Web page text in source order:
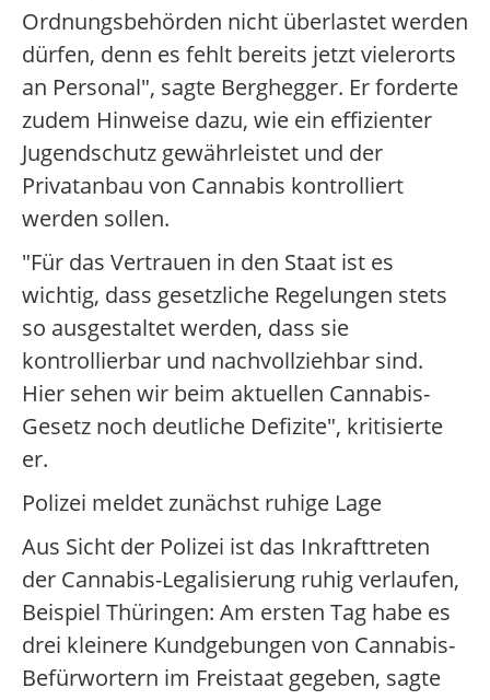
Ordnungsbehörden nicht überlastet werden
dürfen, denn es fehlt bereits jetzt vielerorts
an Personal", sagte Berghegger. Er forderte
zudem Hinweise dazu, wie ein effizienter
Jugendschutz gewährleistet und der
Privatanbau von Cannabis kontrolliert
werden sollen.
"Für das Vertrauen in den Staat ist es
wichtig, dass gesetzliche Regelungen stets
so ausgestaltet werden, dass sie
kontrollierbar und nachvollziehbar sind.
Hier sehen wir beim aktuellen Cannabis-
Gesetz noch deutliche Defizite", kritisierte
er.
Polizei meldet zunächst ruhige Lage
Aus Sicht der Polizei ist das Inkrafttreten
der Cannabis-Legalisierung ruhig verlaufen,
Beispiel Thüringen: Am ersten Tag habe es
drei kleinere Kundgebungen von Cannabis-
Befürwortern im Freistaat gegeben, sagte